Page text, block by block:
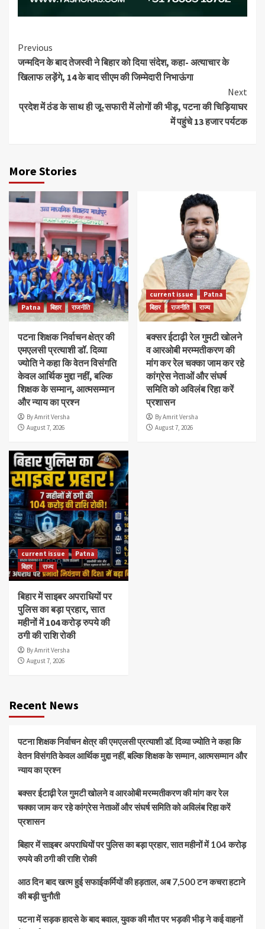
Continue
Reading
Previous
जन्मदिन के बाद तेजस्वी ने बिहार को दिया संदेश, कहा- अत्याचार के
खिलाफ लड़ेंगे, 14 के बाद सीएम की जिम्मेदारी निभाऊंगा
Next
प्रदेश में ठंड के साथ ही जू-सफारी में लोगों की भीड़, पटना की चिड़ियाघर
में पहुंचे 13 हजार पर्यटक
More Stories
Patna बिहार राजनीति
पटना शिक्षक निर्वाचन क्षेत्र की
एमएलसी प्रत्याशी डॉ. दिव्या
ज्योति ने कहा कि वेतन विसंगति
केवल आर्थिक मुद्दा नहीं, बल्कि
शिक्षक के सम्मान, आत्मसम्मान
और न्याय का प्रश्न
By Amrit Versha
August 7, 2026
current issue
Patna
बिहार
राजनीति राज्य
बक्सर ईटाढ़ी रेल गुमटी खोलने
व आरओबी मरम्मतीकरण की
मांग कर रेल चक्का जाम कर रहे
कांग्रेस नेताओं और संघर्ष
समिति को अविलंब रिहा करें
प्रशासन
By Amrit Versha
August 7, 2026
current issue
Patna
बिहार
राज्य
बिहार में साइबर अपराधियों पर
पुलिस का बड़ा प्रहार, सात
महीनों में 104 करोड़ रुपये की
ठगी की राशि रोकी
By Amrit Versha
August 7, 2026
Recent News
पटना शिक्षक निर्वाचन क्षेत्र की एमएलसी प्रत्याशी डॉ. दिव्या ज्योति ने कहा कि
वेतन विसंगति केवल आर्थिक मुद्दा नहीं, बल्कि शिक्षक के सम्मान, आत्मसम्मान और
न्याय का प्रश्न
बक्सर ईटाढ़ी रेल गुमटी खोलने व आरओबी मरम्मतीकरण की मांग कर रेल
चक्का जाम कर रहे कांग्रेस नेताओं और संघर्ष समिति को अविलंब रिहा करें
प्रशासन
बिहार में साइबर अपराधियों पर पुलिस का बड़ा प्रहार, सात महीनों में 104 करोड़
रुपये की ठगी की राशि रोकी
आठ दिन बाद खत्म हुई सफाईकर्मियों की हड़ताल, अब 7,500 टन कचरा हटाने
की बड़ी चुनौती
पटना में सड़क हादसे के बाद बवाल, युवक की मौत पर भड़की भीड़ ने कई वाहनों